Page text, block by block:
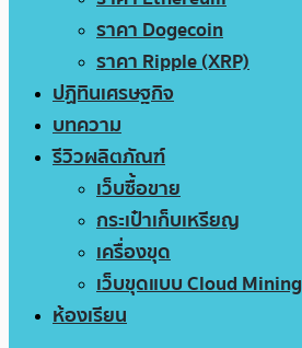
ราคา Dogecoin
ราคา Ripple (XRP)
ปฏิทินเศรษฐกิจ
บทความ
รีวิวผลิตภัณฑ์
เว็บซื้อขาย
กระเป๋าเก็บเหรียญ
เครื่องขุด
เว็บขุดแบบ Cloud Mining
ห้องเรียน